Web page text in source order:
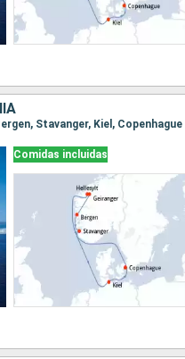
Stavanger, Kiel, Copenhague
Comidas incluidas